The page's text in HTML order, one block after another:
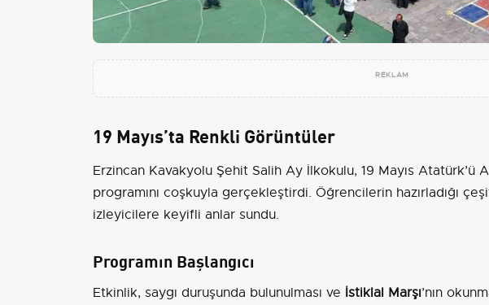
REKLAM
19 Mayıs’ta Renkli Görüntüler
Erzincan Kavakyolu Şehit Salih Ay İlkokulu, 19 Mayıs Atatürk’ü
programını coşkuyla gerçekleştirdi. Öğrencilerin hazırladığı
izleyicilere keyifli anlar sundu.
Programın Başlangıcı
Etkinlik, saygı duruşunda bulunulması ve İstiklal Marşı’nın